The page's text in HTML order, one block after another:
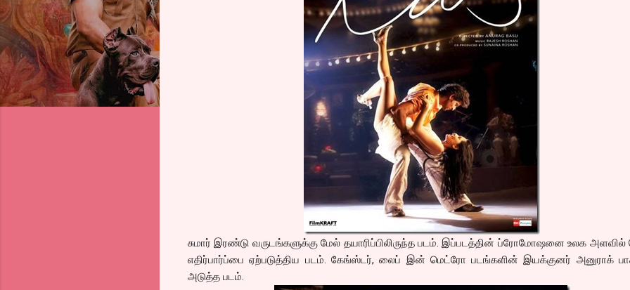
சுமார் இரண்டு வருடங்களுக்கு மேல் தயாரிப்பிலிருந்த படம். இப்படத்தின் ப்ரோமோஷனை உலக அளவில்
எதிர்பார்ப்பை ஏற்படுத்திய படம். கேங்ஸ்டர், லைப் இன் மெட்ரோ படங்களின் இயக்குனர் அனுராக்
அடுத்த படம்.